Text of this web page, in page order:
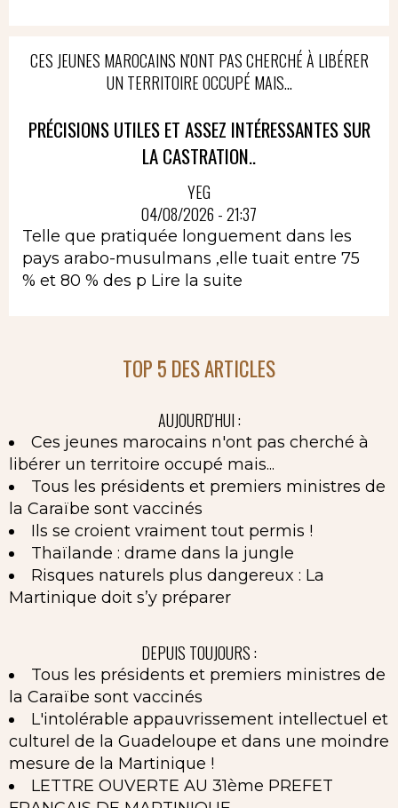
CES JEUNES MAROCAINS N'ONT PAS CHERCHÉ À LIBÉRER
UN TERRITOIRE OCCUPÉ MAIS...
PRÉCISIONS UTILES ET ASSEZ INTÉRESSANTES SUR
LA CASTRATION..
YEG
04/08/2026 - 21:37
Telle que pratiquée longuement dans les
pays arabo-musulmans ,elle tuait entre 75
% et 80 % des p Lire la suite
TOP 5 DES ARTICLES
AUJOURD'HUI :
Ces jeunes marocains n'ont pas cherché à
libérer un territoire occupé mais...
Tous les présidents et premiers ministres de
la Caraïbe sont vaccinés
Ils se croient vraiment tout permis !
Thaïlande : drame dans la jungle
Risques naturels plus dangereux : La
Martinique doit s’y préparer
DEPUIS TOUJOURS :
Tous les présidents et premiers ministres de
la Caraïbe sont vaccinés
L'intolérable appauvrissement intellectuel et
culturel de la Guadeloupe et dans une moindre
mesure de la Martinique !
LETTRE OUVERTE AU 31ème PREFET